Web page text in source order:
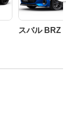
スバル BRZ